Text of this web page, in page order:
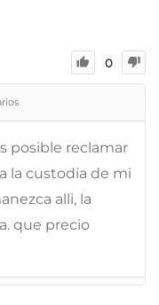
0
posible reclamar
la custodia de mi
alli, la
que precio